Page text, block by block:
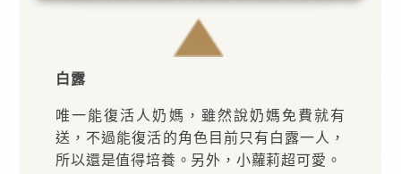
白露
唯一能復活人奶媽，雖然說奶媽免費就有
送，不過能復活的角色目前只有白露一人，
所以還是值得培養。另外，小蘿莉超可愛。